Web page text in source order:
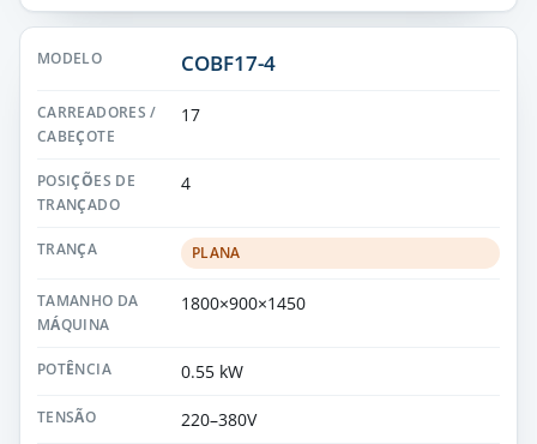
COBF17-4
17
4
PLANA
1800×900×1450
0.55 kW
220–380V